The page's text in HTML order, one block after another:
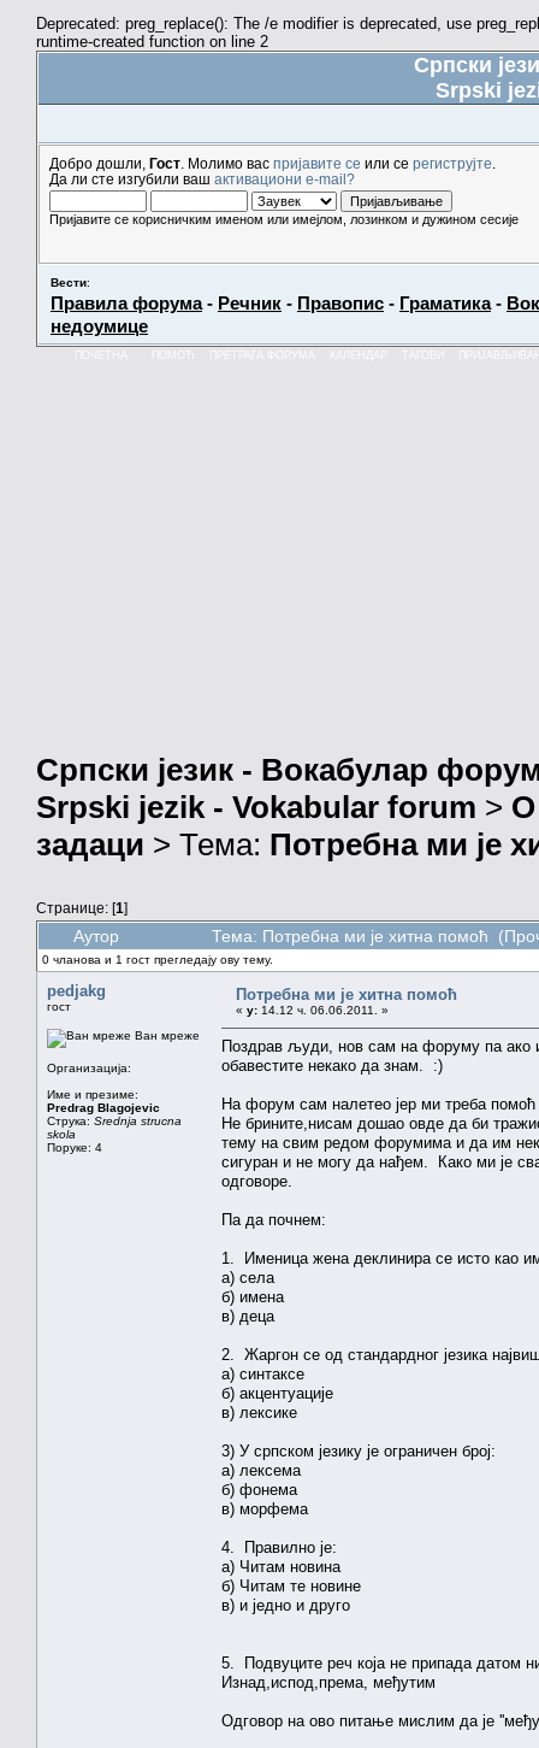
Deprecated: preg_replace(): The /e modifier is deprecated, use
runtime-created function on line 2
Српски
Srpski
Добро дошли, Гост . Молимо вас пријавите се или се региструјте
Да ли сте изгубили ваш активациони e-mail?
Пријавите се корисничким именом или имејлом, лозинком и дужином сесије
Вести:
Правила форума- Речник - Правопис - Граматика-
недоумице
КАЛЕНДАР
Српски језик - Вокабулар
Srpski jezik - Vokabular forum > О
задаци > Тема: Потребна ми је
Странице: [1]
Аутор Тема: Потребна ми је хитна помоћ
0 чланова и 1 гост прегледају ову тему.
pedjakg
гост
Ван мреже
Организација:
Име и презиме:
Predrag Blagojevic
Струка: Srednja strucna
skola
Поруке: 4
Потребна ми је хитна помоћ
« у: 14.12 ч. 06.06.2011. »
Поздрав људи, нов сам на форуму па ако
обавестите некако да знам. :)
На форум сам налетео јер ми треба помоћ
Не брините,нисам дошао овде да би
тему на свим редом форумима и да им
сигуран и не могу да нађем. Како ми је
одговоре.
Па да почнем:
1. Именица жена деклинира се исто као
а) села
б) имена
в) деца
2. Жаргон се од стандардног језика
а) синтаксе
б) акцентуације
в) лексике
3) У српском језику је ограничен број:
а) лексема
б) фонема
в) морфема
4. Правилно је:
а) Читам новина
б) Читам те новине
в) и једно и друго
5. Подвуците реч која не припада датом
Изнад,испод,према, међутим
Одговор на ово питање мислим да је